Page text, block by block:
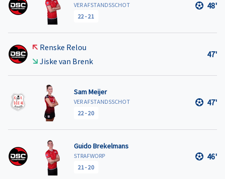
VER AFSTANDSSCHOT
22-21
48'
Renske Relou
Jiske van Brenk
47'
Sam Meijer
VER AFSTANDSSCHOT
22-20
47'
Guido Brekelmans
STRAFWORP
21-20
46'